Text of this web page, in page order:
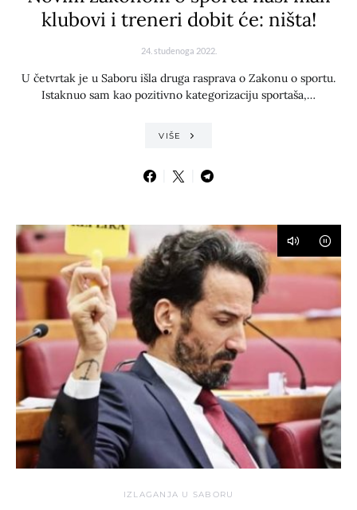
klubovi i treneri dobit će: ništa!
24. studenoga 2022.
U četvrtak je u Saboru išla druga rasprava o Zakonu o sportu.
Istaknuo sam kao pozitivno kategorizaciju sportaša,…
VIŠE
IZLAGANJA U SABORU